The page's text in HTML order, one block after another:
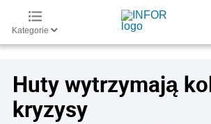
Kategorie
Huty wytrzymają
kryzysy